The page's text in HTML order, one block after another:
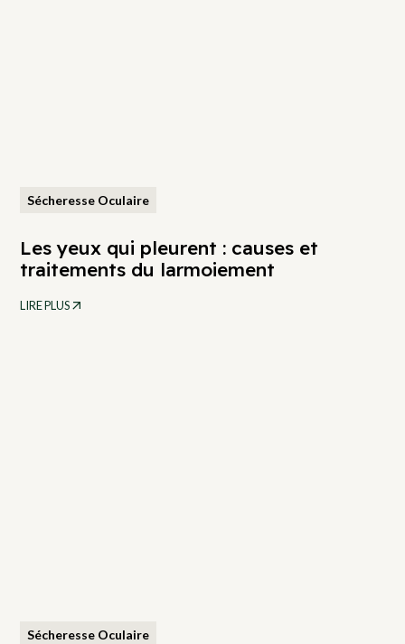
Sécheresse Oculaire
Les yeux qui pleurent : causes et
traitements du larmoiement
LIRE PLUS
Sécheresse Oculaire